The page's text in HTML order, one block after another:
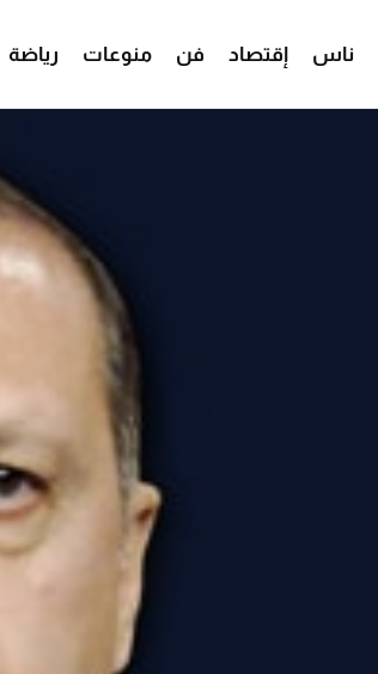
ناس إقتصاد فن منوعات رياضة